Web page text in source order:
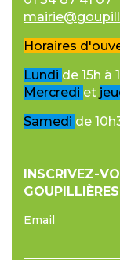
Horaires
Lundi de 15h à
Mercredi et
Samedi de
INSCRIVEZ-
GOUPILLIÈRES
Email